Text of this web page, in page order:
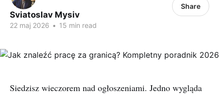
Sviatoslav Mysiv
22 maj 2026 • 15 min read
Share
Siedzisz wieczorem nad ogłoszeniami. Jedno wygląda